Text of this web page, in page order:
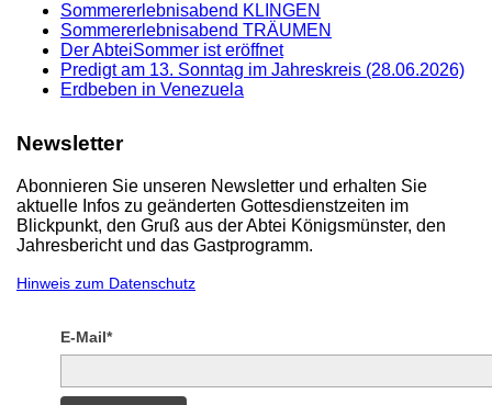
Sommererlebnisabend KLINGEN
Sommererlebnisabend TRÄUMEN
Der AbteiSommer ist eröffnet
Predigt am 13. Sonntag im Jahreskreis (28.06.2026)
Erdbeben in Venezuela
Newsletter
Abonnieren Sie unseren Newsletter und erhalten Sie
aktuelle Infos zu geänderten Gottesdienstzeiten im
Blickpunkt, den Gruß aus der Abtei Königsmünster, den
Jahresbericht und das Gastprogramm.
Hinweis zum Datenschutz
E-Mail*